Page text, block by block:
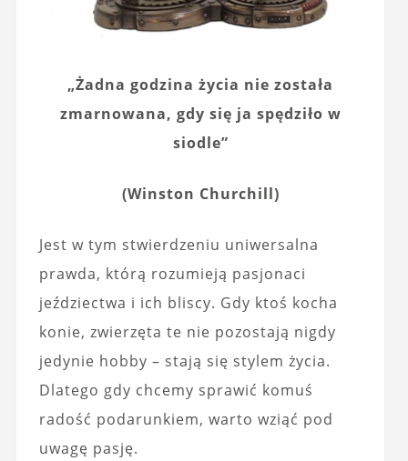
„Żadna godzina życia nie została
zmarnowana, gdy się ja spędziło w
siodle”
(Winston Churchill)
Jest w tym stwierdzeniu uniwersalna
prawda, którą rozumieją pasjonaci
jeździectwa i ich bliscy. Gdy ktoś kocha
konie, zwierzęta te nie pozostają nigdy
jedynie hobby – stają się stylem życia.
Dlatego gdy chcemy sprawić komuś
radość podarunkiem, warto wziąć pod
uwagę pasję.